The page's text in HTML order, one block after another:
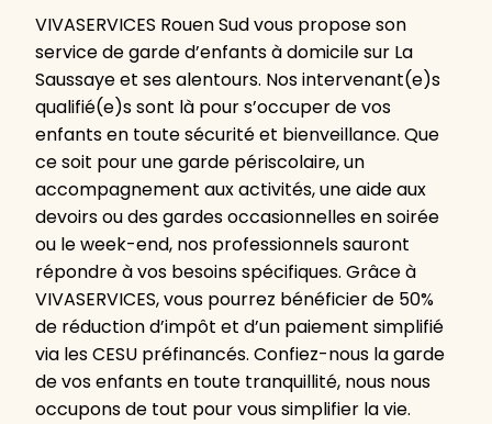
VIVASERVICES Rouen Sud vous propose son
service de garde d’enfants à domicile sur La
Saussaye et ses alentours. Nos intervenant(e)s
qualifié(e)s sont là pour s’occuper de vos
enfants en toute sécurité et bienveillance. Que
ce soit pour une garde périscolaire, un
accompagnement aux activités, une aide aux
devoirs ou des gardes occasionnelles en soirée
ou le week-end, nos professionnels sauront
répondre à vos besoins spécifiques. Grâce à
VIVASERVICES, vous pourrez bénéficier de 50%
de réduction d’impôt et d’un paiement simplifié
via les CESU préfinancés. Confiez-nous la garde
de vos enfants en toute tranquillité, nous nous
occupons de tout pour vous simplifier la vie.